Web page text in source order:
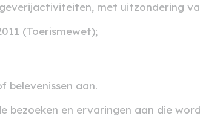
met uitzondering
(Toerismewet);
belevenissen aan.
bezoeken en ervaringen aan die